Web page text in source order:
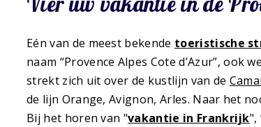
Eén van de meest bekende toeristische
naam “Provence Alpes Cote d’Azur”, ook
strekt zich uit over de kustlijn van de
de lijn Orange, Avignon, Arles. Naar het
Bij het horen van "vakantie in Frankrijk",